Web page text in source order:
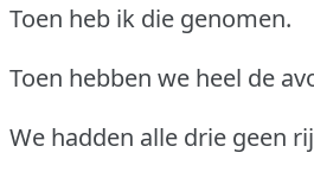
Toen heb ik die genomen.
Toen hebben we heel de
We hadden alle drie geen